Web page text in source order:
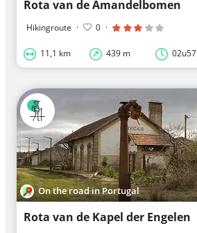
Rota van de Amandelbomen
Hikingroute · 0 ·
11,1 km 439 m 02u57
On the road in Portugal
Rota van de Kapel der Engelen